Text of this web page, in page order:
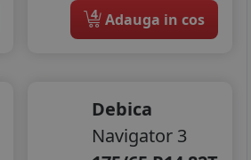
4 Adauga in cos
Debica
Navigator 3